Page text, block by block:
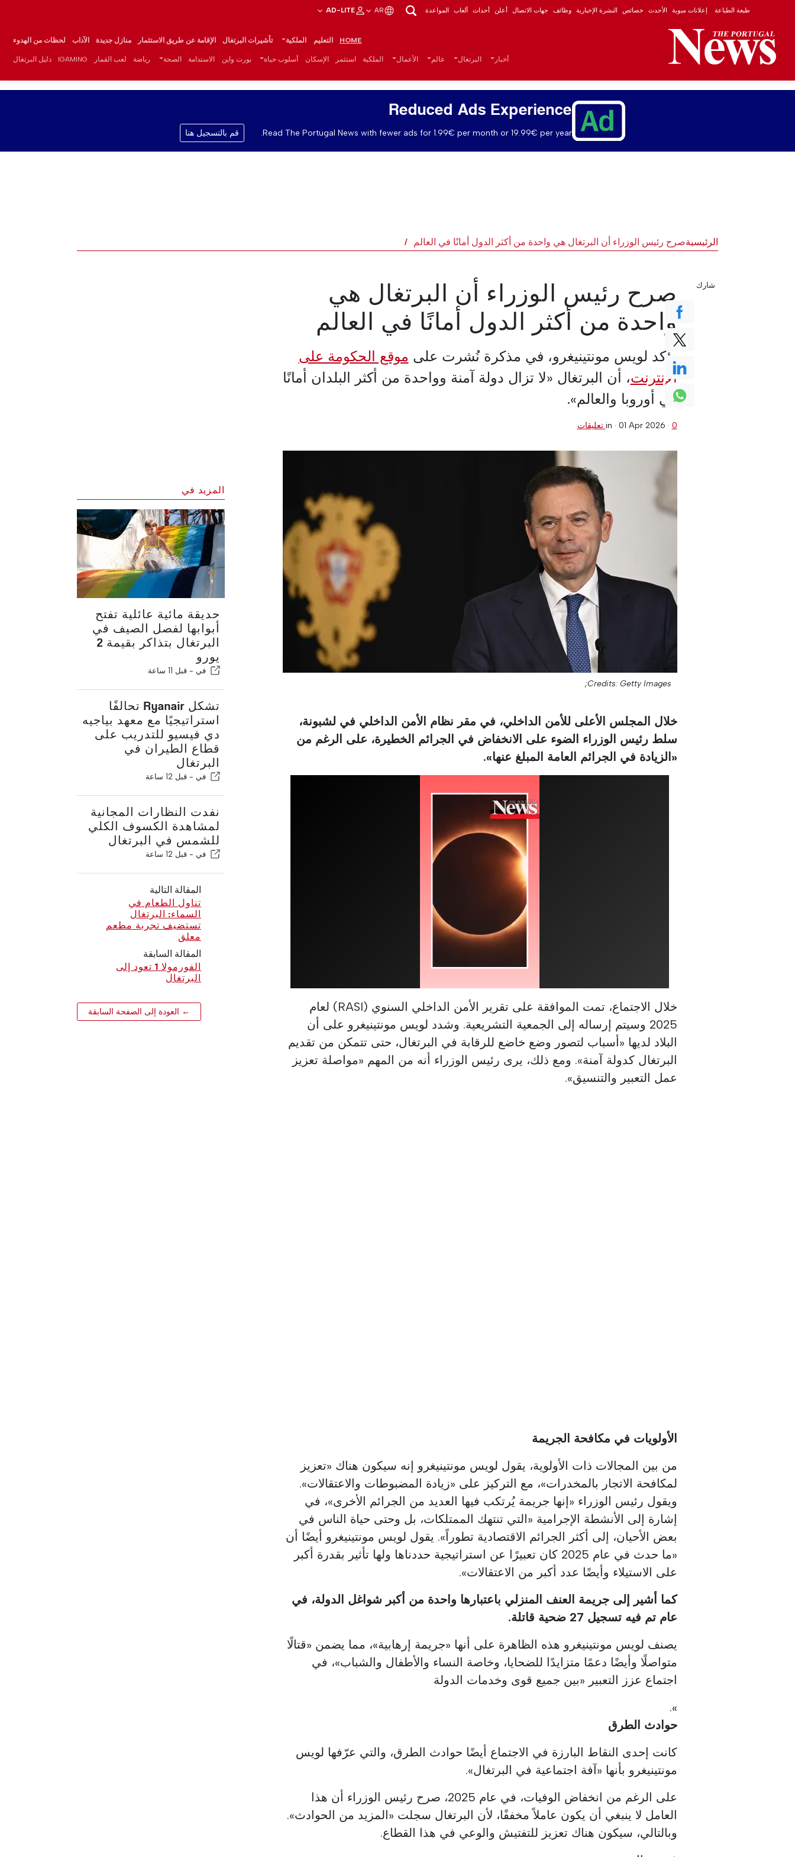
طبعة الطباعة إعلانات مبوبة الأحدث خصائص النشرة الإخبارية وظائف جهات الاتصال أعلن أحداث ألعاب المواعدة AR
AD-LITE
HOME التعليم الملكية تأشيرات البرتغال الإقامة عن طريق الاستثمار منازل جديدة الآداب لحظات من الهدوء
أخبار البرتغال عالم الأعمال الملكية استثمر الإسكان أسلوب حياة بورت واين الاستدامة الصحة رياضة لعب القمار IGAMING دليل البرتغال
Reduced Ads Experience
Read The Portugal News with fewer ads for 1.99€ per month or 19.99€ per year. قم بالتسجيل هنا
الرئيسيةصرح رئيس الوزراء أن البرتغال هي واحدة من أكثر الدول أمانًا في العالم
صرح رئيس الوزراء أن البرتغال هي
واحدة من أكثر الدول أمانًا في العالم
يؤكد لويس مونتينيغرو، في مذكرة نُشرت على موقع الحكومة على
الإنترنت، أن البرتغال «لا تزال دولة آمنة وواحدة من أكثر البلدان أمانًا
في أوروبا والعالم».
in · 01 Apr 2026 · 0 تعليقات
Credits: Getty Images;
خلال المجلس الأعلى للأمن الداخلي، في مقر نظام الأمن الداخلي في لشبونة،
سلط رئيس الوزراء الضوء على الانخفاض في الجرائم الخطيرة، على الرغم من
«الزيادة في الجرائم العامة المبلغ عنها».
خلال الاجتماع، تمت الموافقة على تقرير الأمن الداخلي السنوي (RASI) لعام
2025 وسيتم إرساله إلى الجمعية التشريعية. وشدد لويس مونتينيغرو على أن
البلاد لديها «أسباب لتصور وضع خاضع للرقابة في البرتغال، حتى تتمكن من تقديم
البرتغال كدولة آمنة». ومع ذلك، يرى رئيس الوزراء أنه من المهم «مواصلة تعزيز
عمل التعبير والتنسيق».
الأولويات في مكافحة الجريمة
من بين المجالات ذات الأولوية، يقول لويس مونتينيغرو إنه سيكون هناك «تعزيز
لمكافحة الاتجار بالمخدرات»، مع التركيز على «زيادة المضبوطات والاعتقالات».
ويقول رئيس الوزراء «إنها جريمة يُرتكب فيها العديد من الجرائم الأخرى»، في
إشارة إلى الأنشطة الإجرامية «التي تنتهك الممتلكات، بل وحتى حياة الناس في
بعض الأحيان، إلى أكثر الجرائم الاقتصادية تطوراً». يقول لويس مونتينيغرو أيضًا أن
«ما حدث في عام 2025 كان تعبيرًا عن استراتيجية حددناها ولها تأثير بقدرة أكبر
على الاستيلاء وأيضًا عدد أكبر من الاعتقالات».
كما أشير إلى جريمة العنف المنزلي باعتبارها واحدة من أكبر شواغل الدولة، في
عام تم فيه تسجيل 27 ضحية قاتلة.
يصنف لويس مونتينيغرو هذه الظاهرة على أنها «جريمة إرهابية»، مما يضمن «قتالًا
متواصلًا وأيضًا دعمًا متزايدًا للضحايا، وخاصة النساء والأطفال والشباب»، في
اجتماع عزز التعبير «بين جميع قوى وخدمات الدولة
».
حوادث الطرق
كانت إحدى النقاط البارزة في الاجتماع أيضًا حوادث الطرق، والتي عرّفها لويس
مونتينيغرو بأنها «آفة اجتماعية في البرتغال».
على الرغم من انخفاض الوفيات، في عام 2025، صرح رئيس الوزراء أن هذا
العامل لا ينبغي أن يكون عاملاً مخففًا، لأن البرتغال سجلت «المزيد من الحوادث».
وبالتالي، سيكون هناك تعزيز للتفتيش والوعي في هذا القطاع.
شارك
المزيد في
حديقة مائية عائلية تفتح
أبوابها لفصل الصيف في
البرتغال بتذاكر بقيمة 2
يورو
في - قبل 11 ساعة
تشكل Ryanair تحالفًا
استراتيجيًا مع معهد بياجيه
دي فيسيو للتدريب على
قطاع الطيران في
البرتغال
في - قبل 12 ساعة
نفدت النظارات المجانية
لمشاهدة الكسوف الكلي
للشمس في البرتغال
في - قبل 12 ساعة
المقالة التالية
تناول الطعام في
السماء: البرتغال
تستضيف تجربة مطعم
معلق
المقالة السابقة
الفورمولا 1 تعود إلى
البرتغال
← العودة إلى الصفحة السابقة